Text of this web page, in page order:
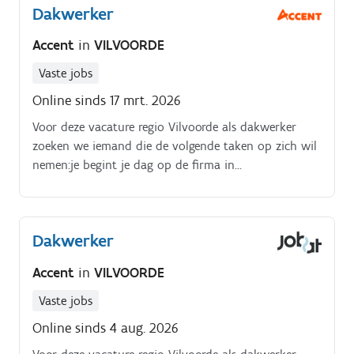
Dakwerker
Accent in VILVOORDE
Vaste jobs
Online sinds 17 mrt. 2026
Voor deze vacature regio Vilvoorde als dakwerker
zoeken we iemand die de volgende taken op zich wil
nemen:je begint je dag op de firma in
regio Mechelen, Vilvoorde en Brussel;de grootte van
jouw team is afhankelijk van de werf (soms één
7.30 u op de werf;je voert werken uit onder leiding
van de ploegbaas;je voert dakwerken uit op hellende
verantwoordelijk voor het branden van roofing;je
Dakwerker
Accent in VILVOORDE
Vaste jobs
Online sinds 4 aug. 2026